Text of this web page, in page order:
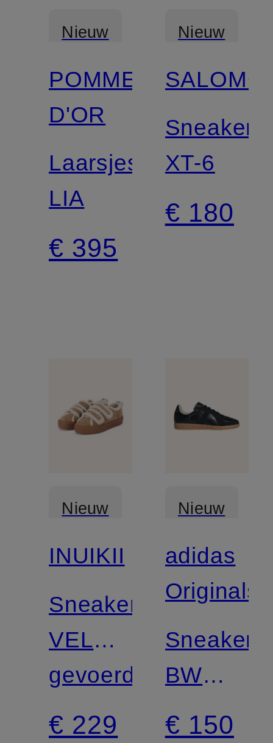
Nieuw
POMME
D'OR
Laarsjes
LIA
€ 395
Nieuw
Sneakers
XT-6
€ 180
Nieuw
INUIKII
Sneaker
VELCRO
LOW
gevoerd
€ 229
Nieuw
adidas
Originals
Sneakers
BW
ARMY
€ 150